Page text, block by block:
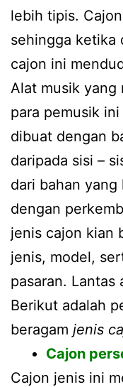
lebih tipis.
sehingga ketika
cajon ini
Alat musik yang
para pemusik
dibuat dengan
daripada sisi –
dari bahan
dengan
jenis cajon kian
jenis, model,
pasaran. Lantas
Berikut adalah
beragam jenis
Cajon
Cajon jenis ini